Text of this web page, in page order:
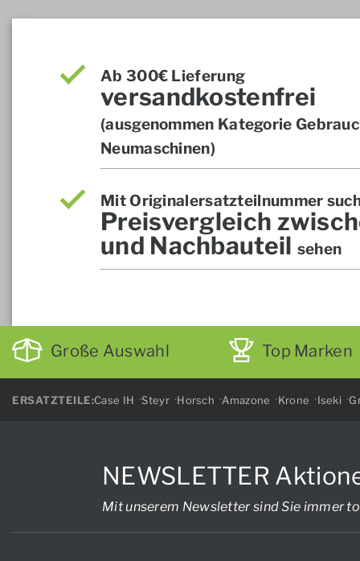
Ab 300€ Lieferung
versandkostenfrei
(ausgenommen Kategorie
Neumaschinen)
Mit Originalersatzteilnummer
Preisvergleich
und Nachbauteil sehen
Große Auswahl Top Marken
ERSATZTEILE:Case IH Steyr Horsch Amazone Krone Iseki
NEWSLETTER
Mit unserem Newsletter sind Sie immer